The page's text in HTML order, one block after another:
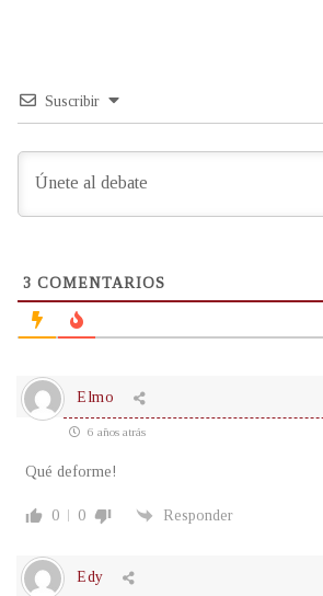
Suscribir
3 COMENTARIOS
Elmo
6 años atrás
Qué deforme!
0 0 Responder
Edy